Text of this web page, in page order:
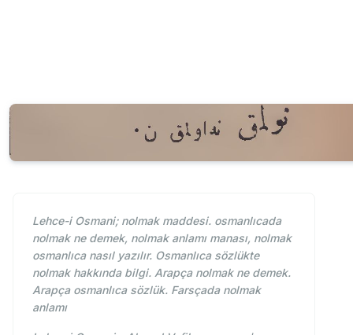
Lehce-i Osmani; nolmak maddesi. osmanlıcada
nolmak ne demek, nolmak anlamı manası, nolmak
osmanlıca nasıl yazılır. Osmanlıca sözlükte
nolmak hakkında bilgi. Arapça nolmak ne demek.
Arapça osmanlıca sözlük. Farsçada nolmak
anlamı